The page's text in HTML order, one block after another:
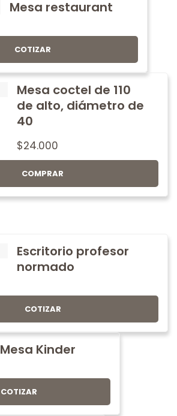
Mesa restaurant
COTIZAR
Mesa coctel de 110
de alto, diámetro de
40
$24.000
COMPRAR
Escritorio profesor
normado
COTIZAR
Mesa Kinder
COTIZAR